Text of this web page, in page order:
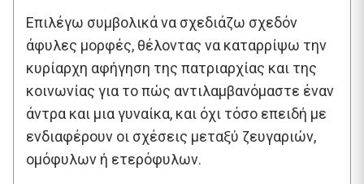
Επιλέγω συμβολικά να σχεδιάζω σχεδόν
άφυλες μορφές, θέλοντας να καταρρίψω την
κυρίαρχη αφήγηση της πατριαρχίας και της
κοινωνίας για το πώς αντιλαμβανόμαστε έναν
άντρα και μια γυναίκα, και όχι τόσο επειδή με
ενδιαφέρουν οι σχέσεις μεταξύ ζευγαριών,
ομόφυλων ή ετερόφυλων.